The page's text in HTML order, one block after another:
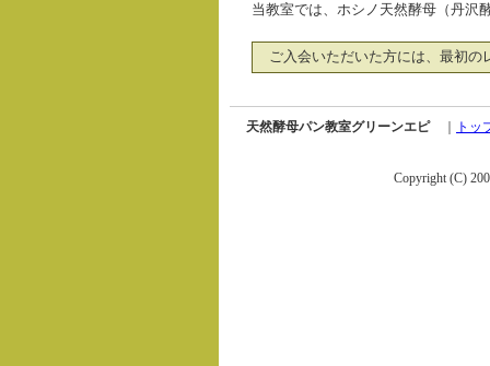
当教室では、ホシノ天然酵母（丹沢
ご入会いただいた方には、最初
天然酵母パン教室グリーンエピ｜ トッ
Copyright (C)